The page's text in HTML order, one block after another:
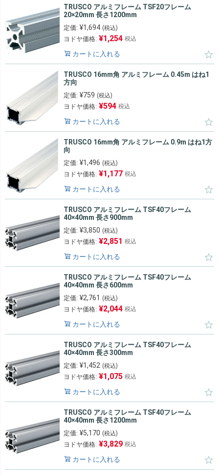
TRUSCO アルミフレーム TSF20フレーム
20×20mm 長さ1200mm
定価: ¥1,694 (税込)
ヨドヤ価格: ¥1,254 税込
カートに入れる
TRUSCO 16mm角 アルミフレーム 0.45m はね1
方向
定価: ¥759 (税込)
ヨドヤ価格: ¥594 税込
カートに入れる
TRUSCO 16mm角 アルミフレーム 0.9m はね1方
向
定価: ¥1,496 (税込)
ヨドヤ価格: ¥1,177 税込
カートに入れる
TRUSCO アルミフレーム TSF40フレーム
40×40mm 長さ900mm
定価: ¥3,850 (税込)
ヨドヤ価格: ¥2,851 税込
カートに入れる
TRUSCO アルミフレーム TSF40フレーム
40×40mm 長さ600mm
定価: ¥2,761 (税込)
ヨドヤ価格: ¥2,044 税込
カートに入れる
TRUSCO アルミフレーム TSF40フレーム
40×40mm 長さ300mm
定価: ¥1,452 (税込)
ヨドヤ価格: ¥1,075 税込
カートに入れる
TRUSCO アルミフレーム TSF40フレーム
40×40mm 長さ1200mm
定価: ¥5,170 (税込)
ヨドヤ価格: ¥3,829 税込
カートに入れる